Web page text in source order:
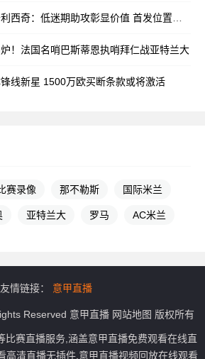
奇：低迷期助攻彰显价值 首发位置该留给他
！法国名哨巴斯蒂恩执哨拜仁战亚特兰大
线新星 1500万欧买断条款或将激活
赛录像 那不勒斯 国际米兰
亚特兰大 罗马 AC米兰
友情链接： 意甲直播
Reserved 意甲直播 网站地图 版权所有
比赛直播服务,涵盖意甲直播免费观看在线直
高清直播无插件,意甲直播视频回放在线观看